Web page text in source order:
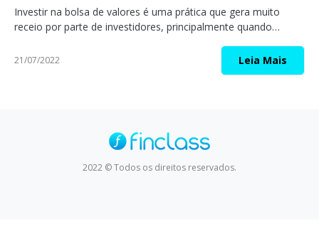
Investir na bolsa de valores é uma prática que gera muito
receio por parte de investidores, principalmente quando…
21/07/2022 Leia Mais
2022 © Todos os direitos reservados.